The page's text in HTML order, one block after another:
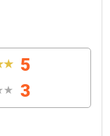
5
3